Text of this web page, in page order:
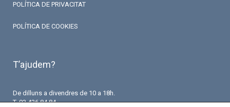
POLÍTICA DE PRIVACITAT
POLÍTICA DE COOKIES
T’ajudem?
De dilluns a divendres de 10 a 18h.
T. 93 426 84 84